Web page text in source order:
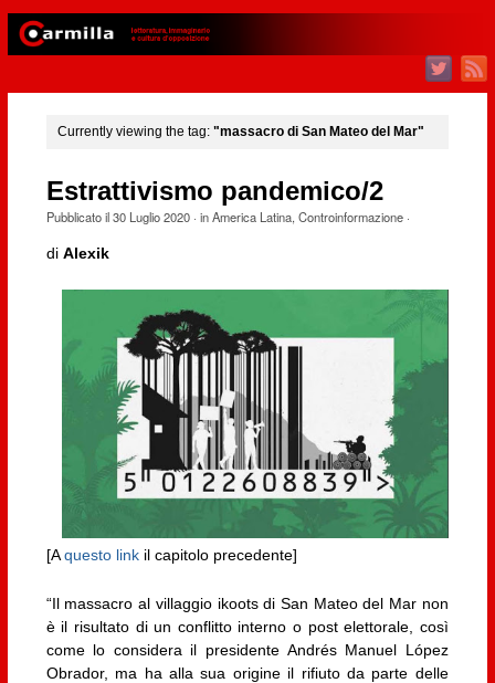
Currently viewing the tag: "massacro di San Mateo del Mar"
Estrattivismo pandemico/2
Pubblicato il30 Luglio 2020· inAmerica Latina, Controinformazione·
di Alexik
[Aquesto linkil capitolo precedente]
“Il massacro al villaggio ikoots di San Mateo del Mar non
è il risultato di un conflitto interno o post elettorale, così
come lo considera il presidente Andrés Manuel López
Obrador, ma ha alla sua origine il rifiuto da parte delle